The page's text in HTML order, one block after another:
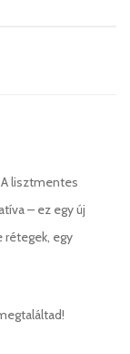
lisztmentes
– ez egy új
rétegek, egy